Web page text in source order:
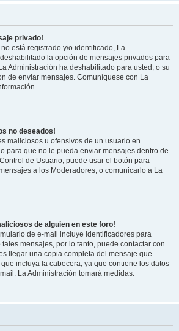
privado!
está registrado y/o identificado, La
la opción de mensajes privados para
Administración ha deshabilitado para usted, o su
de enviar mensajes. Comuníquese con La
no deseados!
maliciosos u ofensivos de un usuario en
para que no le pueda enviar mensajes dentro de
de Usuario, puede usar el botón para
a los Moderadores, o comunicarlo a La
de alguien en este foro!
de e-mail incluye identificadores para
mensajes, por lo tanto, puede contactar con
llegar una copia completa del mensaje que
incluya la cabecera, ya que contiene los datos
La Administración tomará medidas.